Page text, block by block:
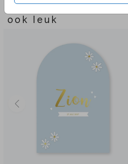
Deze ontwerpen
ook leuk